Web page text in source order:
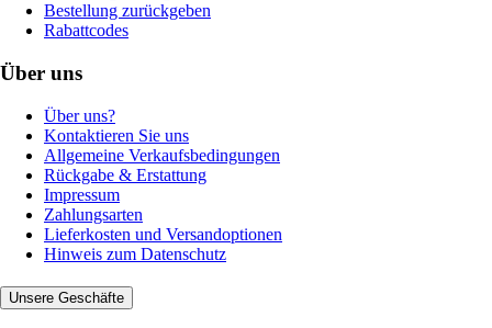
Bestellung zurückgeben
Rabattcodes
Über uns
Über uns?
Kontaktieren Sie uns
Allgemeine Verkaufsbedingungen
Rückgabe & Erstattung
Impressum
Zahlungsarten
Lieferkosten und Versandoptionen
Hinweis zum Datenschutz
Unsere Geschäfte